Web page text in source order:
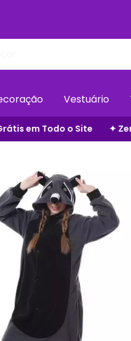
Vestuário
Taxas Adicionais ✦